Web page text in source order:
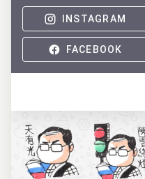
INSTAGRAM
FACEBOOK